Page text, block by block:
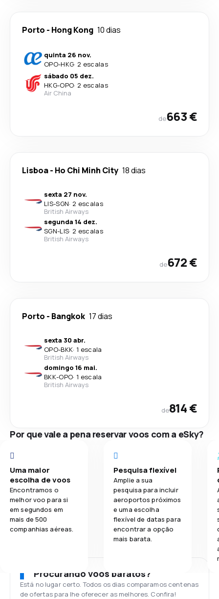
Porto - Hong Kong 10 dias
quinta 26 nov.
OPO-HKG· 2 escalas
sábado 05 dez.
HKG-OPO· 2 escalas
Air China
de663 €
Lisboa- Ho Chi Minh City 18 dias
sexta 27 nov.
LIS-SGN· 2 escalas
British Airways
segunda 14 dez.
SGN-LIS· 2 escalas
British Airways
de672 €
Porto - Bangkok 17 dias
sexta 30 abr.
OPO-BKK· 1 escala
British Airways
domingo 16 mai.
BKK-OPO· 1 escala
British Airways
de814 €
Por que vale a pena reservar voos com a eSky?
Uma maior
escolha de voos
Encontramos o
melhor voo para si
em segundos em
mais de 500
companhias aéreas.
Pesquisa flexível
Amplie a sua
pesquisa para incluir
aeroportos próximos
e uma escolha
flexível de datas para
encontrar a opção
mais barata.
Procurando voos baratos?
Está no lugar certo. Todos os dias comparamos centenas
de ofertas para lhe oferecer as melhores. Confira!